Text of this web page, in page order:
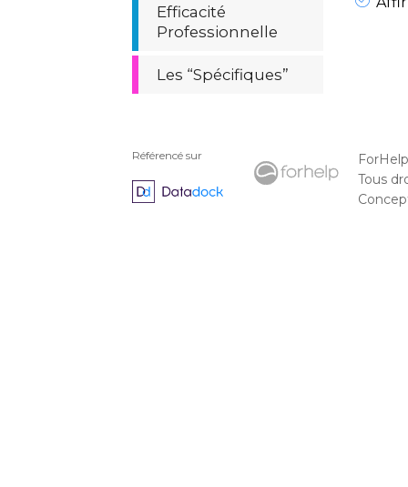
Efficacité
Professionnelle
Les “Spécifiques”
Référencé sur
Tous